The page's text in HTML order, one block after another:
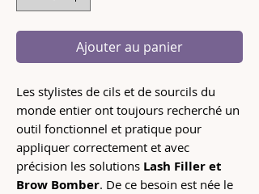
Ajouter au panier
Les stylistes de cils et de sourcils du
monde entier ont toujours recherché un
outil fonctionnel et pratique pour
appliquer correctement et avec
précision les solutions Lash Filler et
Brow Bomber. De ce besoin est née le